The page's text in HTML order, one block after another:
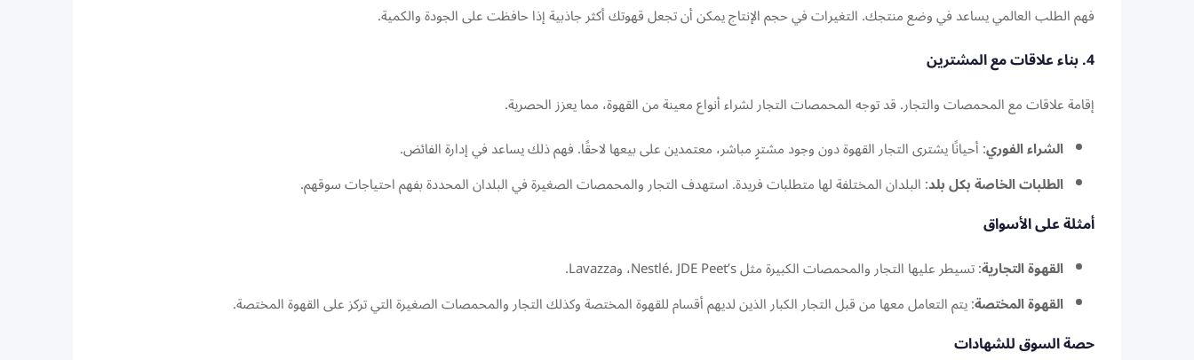
فهم الطلب العالمي يساعد في وضع منتجك. التغيرات في حجم الإنتاج يمكن أن تجعل قهوتك أكثر جاذبية إذا حافظت على الجودة والكمية.
4. بناء علاقات مع المشترين
إقامة علاقات مع المحمصات والتجار. قد توجه المحمصات التجار لشراء أنواع معينة من القهوة، مما يعزز الحصرية.
الشراء الفوري: أحيانًا يشترى التجار القهوة دون وجود مشترٍ مباشر، معتمدين على بيعها لاحقًا. فهم ذلك يساعد في إدارة الفائض.
الطلبات الخاصة بكل بلد: البلدان المختلفة لها متطلبات فريدة. استهدف التجار والمحمصات الصغيرة في البلدان المحددة بفهم احتياجات سوقهم.
أمثلة على الأسواق
القهوة التجارية: تسيطر عليها التجار والمحمصات الكبيرة مثل Nestlé، JDE Peet’s، وLavazza.
القهوة المختصة: يتم التعامل معها من قبل التجار الكبار الذين لديهم أقسام للقهوة المختصة وكذلك التجار والمحمصات الصغيرة التي تركز على القهوة المختصة.
حصة السوق للشهادات